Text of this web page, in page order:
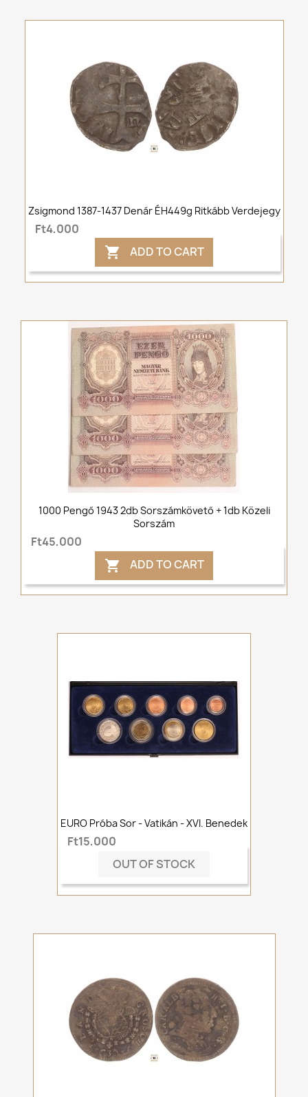
Zsigmond 1387-1437 Denár ÉH449g Ritkább Verdejegy
Ft4,000
 ADD TO CART
1000 Pengő 1943 2db Sorszámkövető + 1db Közeli
Sorszám
Ft45,000
 ADD TO CART
EURO Próba Sor - Vatikán - XVI. Benedek
Ft15,000
OUT OF STOCK